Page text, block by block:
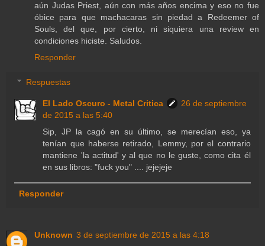
aún Judas Priest, aún con más años encima y eso no fue
óbice para que machacaras sin piedad a Redeemer of
Souls, del que, por cierto, ni siquiera una review en
condiciones hiciste. Saludos.
Responder
Respuestas
El Lado Oscuro - Metal Critica
26 de septiembre
de 2015 a las 5:40
Sip, JP la cagó en su último, se merecían eso, ya
tenían que haberse retirado, Lemmy, por el contrario
mantiene 'la actitud' y al que no le guste, como cita él
en sus libros: "fuck you" .... jejejeje
Responder
Unknown 3 de septiembre de 2015 a las 4:18